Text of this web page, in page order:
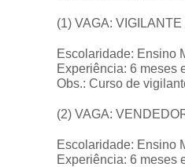
(1) VAGA:
Escolaridade: Ensino
Experiência: 6 meses
Obs.: Curso de
(2) VAGA:
Escolaridade: Ensino
Experiência: 6 meses